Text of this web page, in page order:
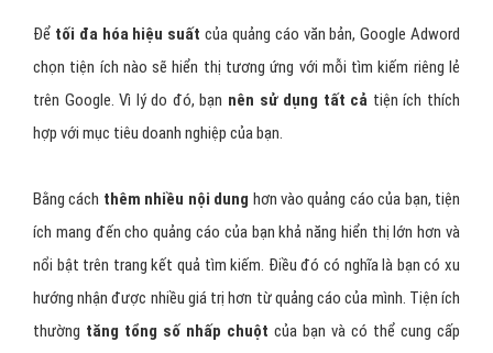
Để tối đa hóa hiệu suất của quảng cáo văn bản, Google Adword
chọn tiện ích nào sẽ hiển thị tương ứng với mỗi tìm kiếm riêng lẻ
trên Google. Vì lý do đó, bạn nên sử dụng tất cả tiện ích thích
hợp với mục tiêu doanh nghiệp của bạn.
Bằng cách thêm nhiều nội dung hơn vào quảng cáo của bạn, tiện
ích mang đến cho quảng cáo của bạn khả năng hiển thị lớn hơn và
nổi bật trên trang kết quả tìm kiếm. Điều đó có nghĩa là bạn có xu
hướng nhận được nhiều giá trị hơn từ quảng cáo của mình. Tiện ích
thường tăng tổng số nhấp chuột của bạn và có thể cung cấp